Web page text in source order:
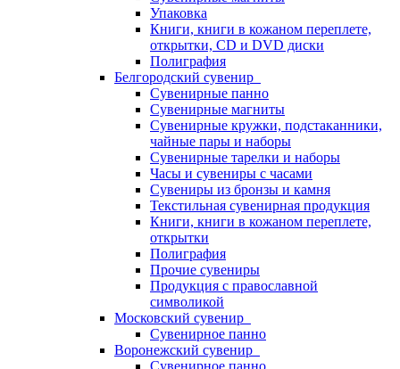
Упаковка
Книги, книги в кожаном переплете,
открытки, CD и DVD диски
Полиграфия
Белгородский сувенир
Сувенирные панно
Сувенирные магниты
Сувенирные кружки, подстаканники,
чайные пары и наборы
Сувенирные тарелки и наборы
Часы и сувениры с часами
Сувениры из бронзы и камня
Текстильная сувенирная продукция
Книги, книги в кожаном переплете,
открытки
Полиграфия
Прочие сувениры
Продукция с православной
символикой
Московский сувенир
Сувенирное панно
Воронежский сувенир
Сувенирное панно